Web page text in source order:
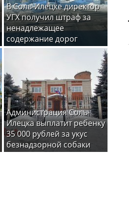
В Соль-Илецке директор
УГХ получил штраф за
ненадлежащее
содержание дорог
Администрация Соль-
Илецка выплатит ребенку
35 000 рублей за укус
безнадзорной собаки